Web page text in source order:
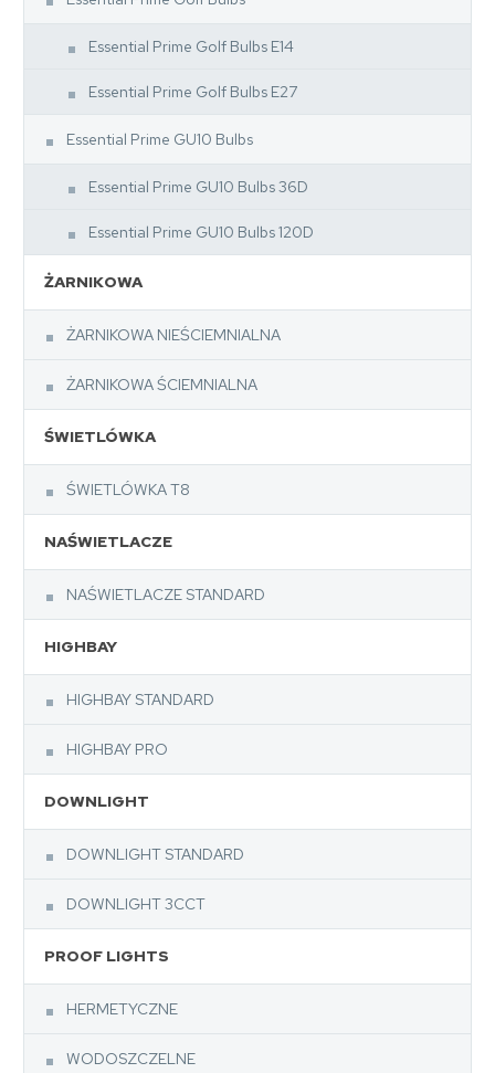
Essential Prime Golf Bulbs E14
Essential Prime Golf Bulbs E27
Essential Prime GU10 Bulbs
Essential Prime GU10 Bulbs 36D
Essential Prime GU10 Bulbs 120D
ŻARNIKOWA
ŻARNIKOWA NIEŚCIEMNIALNA
ŻARNIKOWA ŚCIEMNIALNA
ŚWIETLÓWKA
ŚWIETLÓWKA T8
NAŚWIETLACZE
NAŚWIETLACZE STANDARD
HIGHBAY
HIGHBAY STANDARD
HIGHBAY PRO
DOWNLIGHT
DOWNLIGHT STANDARD
DOWNLIGHT 3CCT
PROOF LIGHTS
HERMETYCZNE
WODOSZCZELNE